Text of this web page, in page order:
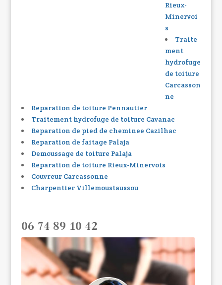
Rieux-
Minervoi
s
Traite
ment
hydrofuge
de toiture
Carcasson
ne
Reparation de toiture Pennautier
Traitement hydrofuge de toiture Cavanac
Reparation de pied de cheminee Cazilhac
Reparation de faitage Palaja
Demoussage de toiture Palaja
Reparation de toiture Rieux-Minervois
Couvreur Carcassonne
Charpentier Villemoustaussou
06 74 89 10 42